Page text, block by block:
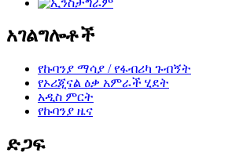
አገልግሎቶች
የኩባንያ ማሳያ / የፋብሪካ ጉብኝት
የኦሪጂናል ዕቃ አምራች ሂደት
አዲስ ምርት
የኩባንያ ዜና
ድጋፍ